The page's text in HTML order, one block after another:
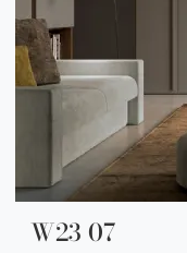
W23 07